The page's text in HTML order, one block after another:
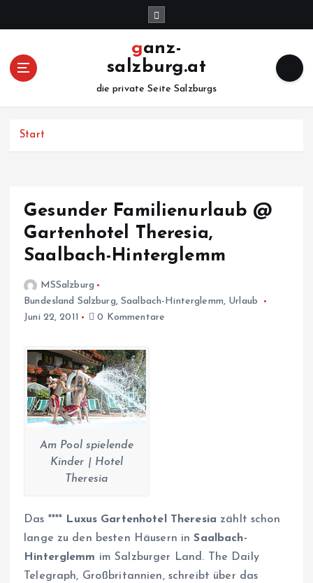
ganz-
salzburg.at
die private Seite Salzburgs
Start
Gesunder Familienurlaub @
Gartenhotel Theresia,
Saalbach-Hinterglemm
MSSalzburg
Bundesland Salzburg,Saalbach-Hinterglemm, Urlaub
Juni 22, 2011
0 Kommentare
Am Pool spielende
Kinder | Hotel
Theresia
Das **** Luxus Gartenhotel Theresia zählt schon
lange zu den besten Häusern in Saalbach-
Hinterglemm im Salzburger Land. The Daily
Telegraph, Großbritannien, schreibt über das